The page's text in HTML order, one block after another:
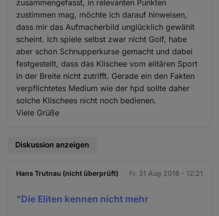
zusammengefasst, in relevanten Punkten
zustimmen mag, möchte ich darauf hinweisen,
dass mir das Aufmacherbild unglücklich gewählt
scheint. Ich spiele selbst zwar nicht Golf, habe
aber schon Schnupperkurse gemacht und dabei
festgestellt, dass das Klischee vom elitären Sport
in der Breite nicht zutrifft. Gerade ein den Fakten
verpflichtetes Medium wie der hpd sollte daher
solche Klischees nicht noch bedienen.
Viele Grüße
Diskussion anzeigen
Hans Trutnau (nicht überprüft) Fr. 31 Aug 2018 - 12:21
"Die Eliten kennen nicht mehr